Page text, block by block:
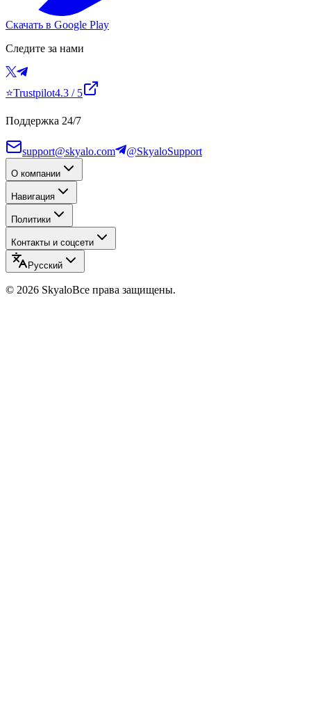
Скачать в Google Play
Следите за нами
⭐Trustpilot4.3 / 5
Поддержка 24/7
support@skyalo.com @SkyaloSupport
О компании
Навигация
Политики
Контакты и соцсети
Русский
© 2026 SkyaloВсе права защищены.